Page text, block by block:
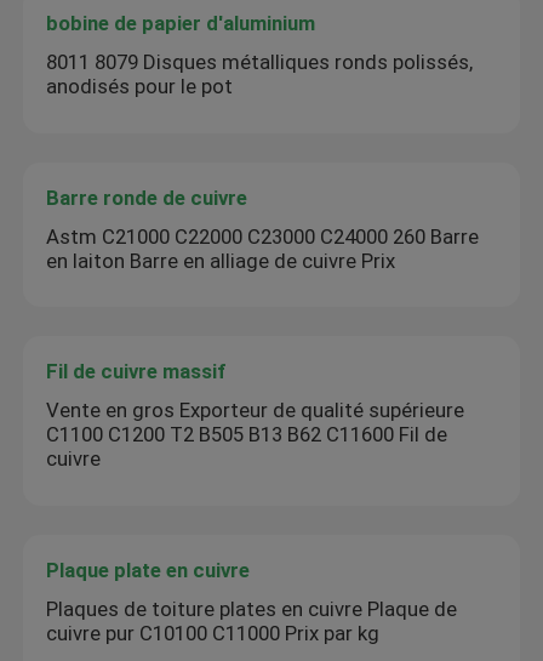
bobine de papier d'aluminium
8011 8079 Disques métalliques ronds polissés,
anodisés pour le pot
Barre ronde de cuivre
Astm C21000 C22000 C23000 C24000 260 Barre
en laiton Barre en alliage de cuivre Prix
Fil de cuivre massif
Vente en gros Exporteur de qualité supérieure
C1100 C1200 T2 B505 B13 B62 C11600 Fil de
cuivre
Plaque plate en cuivre
Plaques de toiture plates en cuivre Plaque de
cuivre pur C10100 C11000 Prix par kg